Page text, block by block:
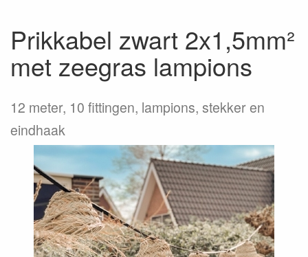
Prikkabel zwart 2x1,5mm²
met zeegras lampions
12 meter, 10 fittingen, lampions, stekker en
eindhaak